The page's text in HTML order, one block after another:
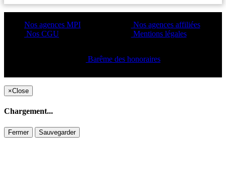
Nos agences MPI
Nos CGU
Nos agences affiliées
Mentions légales
Barême des honoraires
×Close
Chargement...
Fermer Sauvegarder